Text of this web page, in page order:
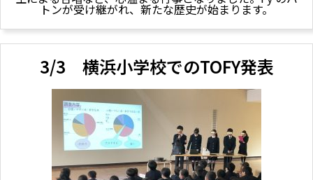
トンが受け継がれ、新たな歴史が始まります。
3/3 横浜小学校でのTOFY発表